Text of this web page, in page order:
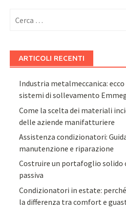
per:
ARTICOLI RECENTI
Industria metalmeccanica:
sistemi di sollevamento
Come la scelta dei materiali
delle aziende manifatturiere
Assistenza condizionatori:
manutenzione e riparazione
Costruire un portafoglio solido
passiva
Condizionatori in estate:
la differenza tra comfort e